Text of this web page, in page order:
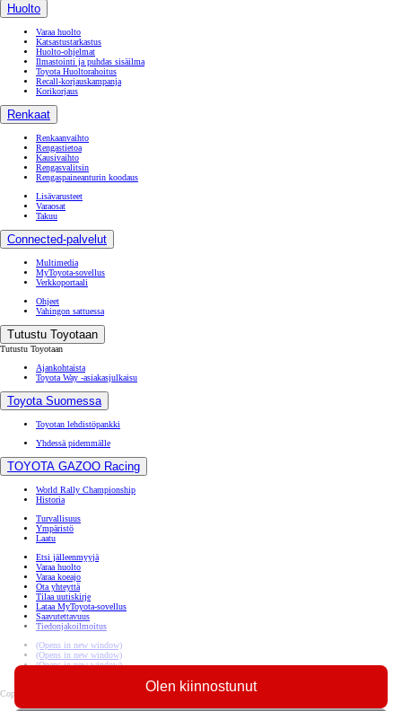
Olen kiinnostunut
Huolto
Varaa huolto
Katsastustarkastus
Huolto-ohjelmat
Ilmastointi ja puhdas sisäilma
Toyota Huoltorahoitus
Recall-korjauskampanja
Korikorjaus
Renkaat
Renkaanvaihto
Rengastietoa
Kausivaihto
Rengasvalitsin
Rengaspaineanturin koodaus
Lisävarusteet
Varaosat
Takuu
Connected-palvelut
Multimedia
MyToyota-sovellus
Verkkoportaali
Ohjeet
Vahingon sattuessa
Tutustu Toyotaan
Tutustu Toyotaan
Ajankohtaista
Toyota Way -asiakasjulkaisu
Toyota Suomessa
Toyotan lehdistöpankki
Yhdessä pidemmälle
TOYOTA GAZOO Racing
World Rally Championship
Historia
Turvallisuus
Ympäristö
Laatu
Etsi jälleenmyyjä
Varaa huolto
Varaa koeajo
Ota yhteyttä
Tilaa uutiskirje
Lataa MyToyota-sovellus
Saavutettavuus
Tiedonjakoilmoitus
(Opens in new window)
(Opens in new window)
(Opens in new window)
Copyright © Toyota Auto Finland Oy 2026